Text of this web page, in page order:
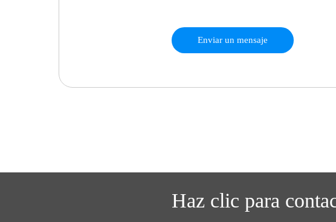
Enviar un mensaje
Haz clic para